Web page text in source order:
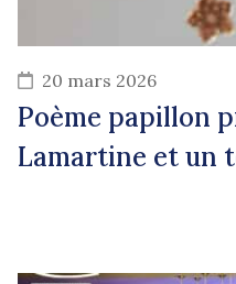
20 mars 2026
Poème papillon
Lamartine et un